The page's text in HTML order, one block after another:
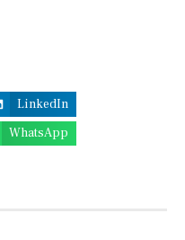
LinkedIn
WhatsApp